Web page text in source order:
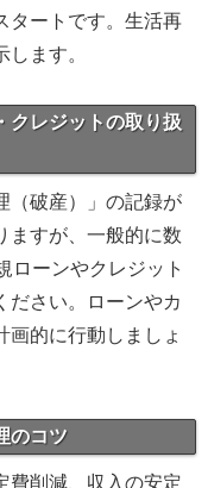
タートです。生活再
ます。
クレジットの取り扱
（破産）」の記録が
ますが、一般的に数
ローンやクレジット
ださい。ローンやカ
画的に行動しましょ
のコツ
費削減、収入の安定